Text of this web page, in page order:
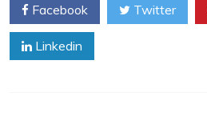
Facebook Twitter
Linkedin